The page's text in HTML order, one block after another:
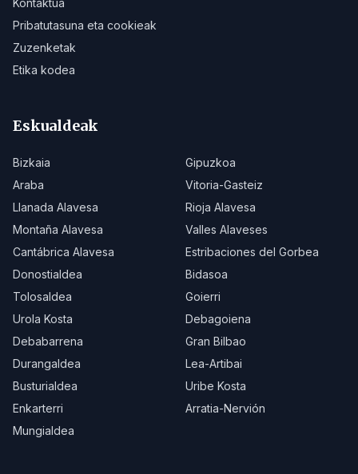
Kontaktua
Pribatutasuna eta cookieak
Zuzenketak
Etika kodea
Eskualdeak
Bizkaia
Gipuzkoa
Araba
Vitoria-Gasteiz
Llanada Alavesa
Rioja Alavesa
Montaña Alavesa
Valles Alaveses
Cantábrica Alavesa
Estribaciones del Gorbea
Donostialdea
Bidasoa
Tolosaldea
Goierri
Urola Kosta
Debagoiena
Debabarrena
Gran Bilbao
Durangaldea
Lea-Artibai
Busturialdea
Uribe Kosta
Enkarterri
Arratia-Nervión
Mungialdea